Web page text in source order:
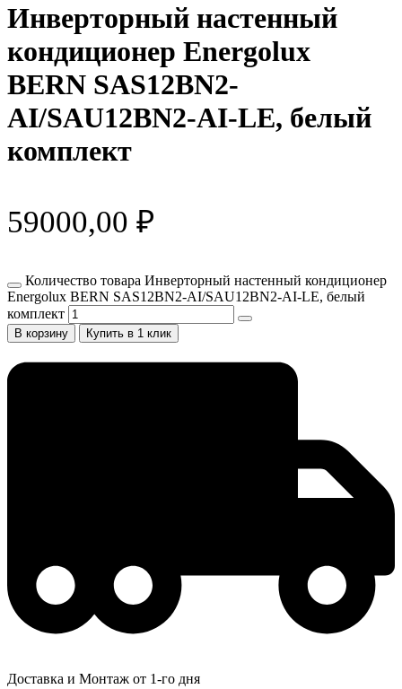
Инверторный настенный
кондиционер Energolux
BERN SAS12BN2-
AI/SAU12BN2-AI-LE, белый
комплект
59000,00 ₽
Количество товара Инверторный настенный кондиционер
Energolux BERN SAS12BN2-AI/SAU12BN2-AI-LE, белый
комплект
В корзину Купить в 1 клик
Доставка и Монтаж от 1-го дня